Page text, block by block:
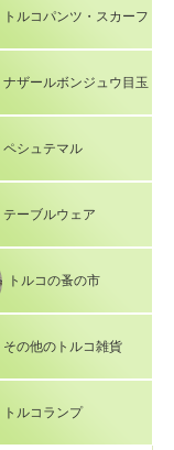
トルコパンツ・スカーフ
ナザールボンジュウ目玉
ペシュテマル
テーブルウェア
トルコの蚤の市
その他のトルコ雑貨
トルコランプ